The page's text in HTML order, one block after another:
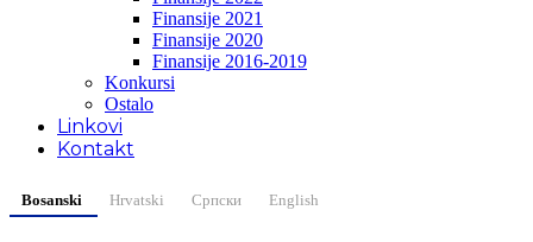
Finansije 2021
Finansije 2020
Finansije 2016-2019
Konkursi
Ostalo
Linkovi
Kontakt
Bosanski Hrvatski Српски English